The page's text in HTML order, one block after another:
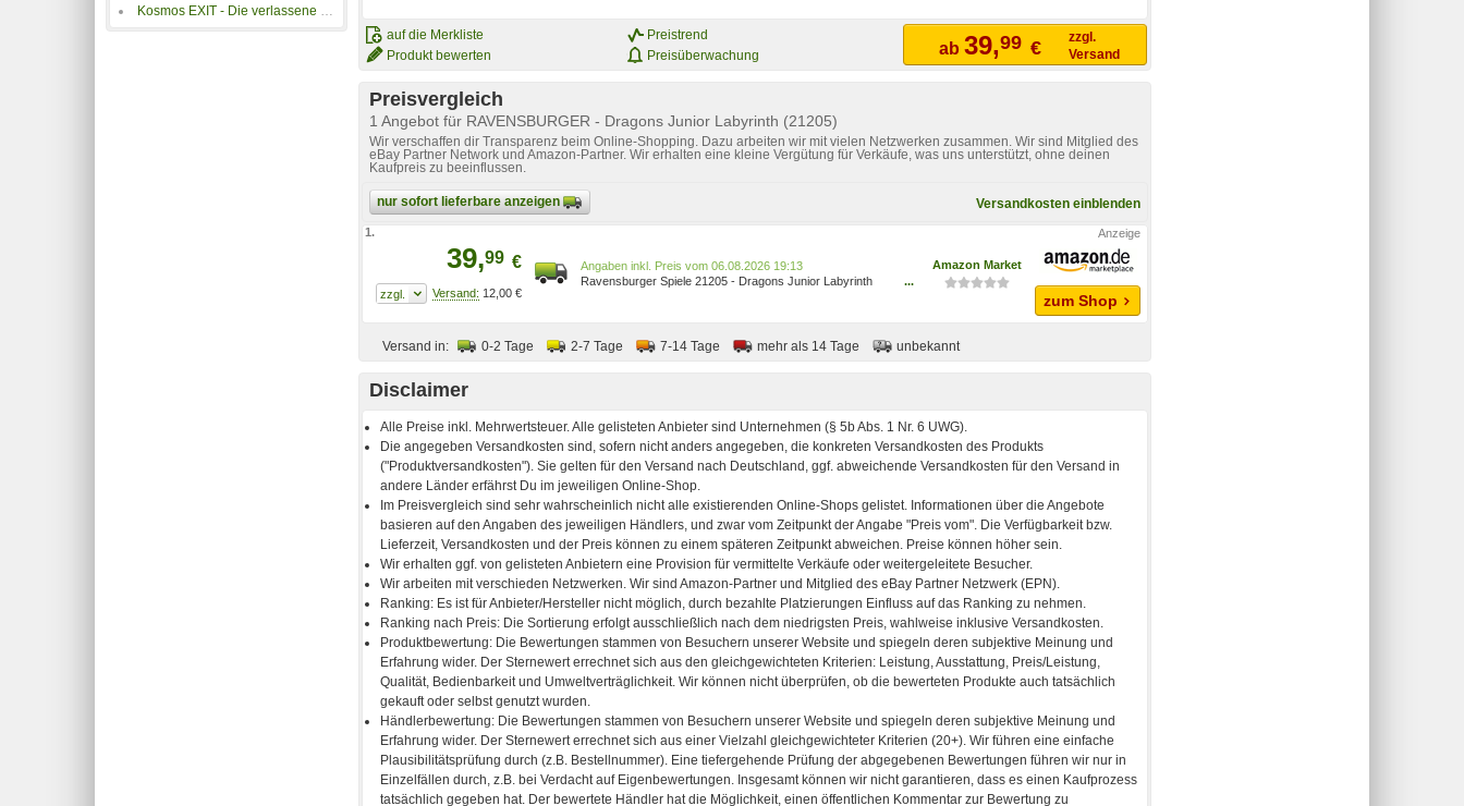
Kosmos EXIT - Die verlassene Hütte
auf die Merkliste
Produkt bewerten
Preistrend
Preisüberwachung
ab 39,99 €
zzgl.
Versand
Preisvergleich
1 Angebot für RAVENSBURGER - Dragons Junior Labyrinth (21205)
Wir verschaffen dir Transparenz beim Online-Shopping. Dazu arbeiten wir mit vielen Netzwerken zusammen. Wir sind Mitglied des
eBay Partner Network und Amazon-Partner. Wir erhalten eine kleine Vergütung für Verkäufe, was uns unterstützt, ohne deinen
Kaufpreis zu beeinflussen.
nur sofort lieferbare anzeigen Versandkosten einblenden
1.
39,99 €
12,00 €
Preis vom 06.08.2026 19:13
Ravensburger Spiele 21205 - Dragons Junior Labyrinth
...
Amazon Market
zum Shop
Versand in: 0-2 Tage 2-7 Tage 7-14 Tage mehr als 14 Tage unbekannt
Disclaimer